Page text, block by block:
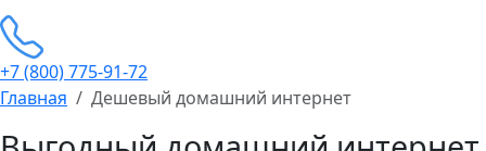
+7 (800) 775-91-72
Главная
Дешевый домашний интернет